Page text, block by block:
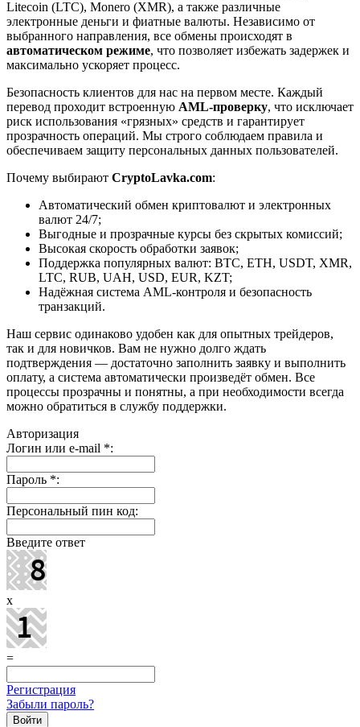
Litecoin (LTC), Monero (XMR), а также различные
электронные деньги и фиатные валюты. Независимо от
выбранного направления, все обмены происходят в
автоматическом режиме, что позволяет избежать задержек и
максимально ускоряет процесс.
Безопасность клиентов для нас на первом месте. Каждый
перевод проходит встроенную AML-проверку, что исключает
риск использования «грязных» средств и гарантирует
прозрачность операций. Мы строго соблюдаем правила и
обеспечиваем защиту персональных данных пользователей.
Почему выбирают CryptoLavka.com:
Автоматический обмен криптовалют и электронных
валют 24/7;
Выгодные и прозрачные курсы без скрытых комиссий;
Высокая скорость обработки заявок;
Поддержка популярных валют: BTC, ETH, USDT, XMR,
LTC, RUB, UAH, USD, EUR, KZT;
Надёжная система AML-контроля и безопасность
транзакций.
Наш сервис одинаково удобен как для опытных трейдеров,
так и для новичков. Вам не нужно долго ждать
подтверждения — достаточно заполнить заявку и выполнить
оплату, а система автоматически произведёт обмен. Все
процессы прозрачны и понятны, а при необходимости всегда
можно обратиться в службу поддержки.
Авторизация
Логин или e-mail *:
Пароль *:
Персональный пин код:
Введите ответ
x
=
Регистрация
Забыли пароль?